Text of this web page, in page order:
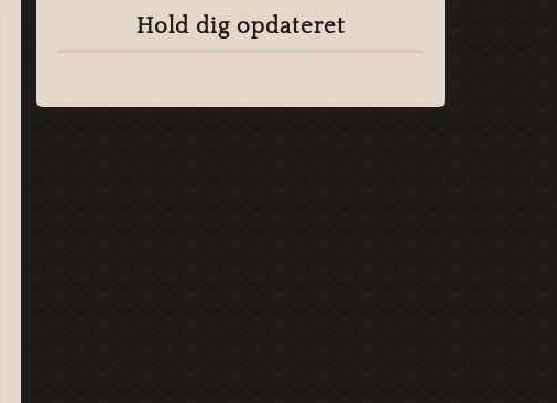
Hold dig opdateret